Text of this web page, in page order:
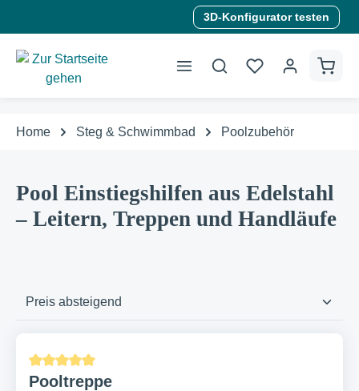
3D-Konfigurator testen
Home Steg & Schwimmbad Poolzubehör
Pool Einstiegshilfen aus Edelstahl
– Leitern, Treppen und Handläufe
Durchschnittliche Bewertung von 5 von 5 Sternen
Pooltreppe